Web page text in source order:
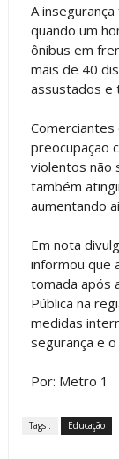
A
quando um
ônibus em
mais de 40
assustados e
preocupação
violentos não
também
aumentando
Em nota
informou que
tomada após
Pública na
medidas
segurança e
Por: Metro 1
Tags : Educação